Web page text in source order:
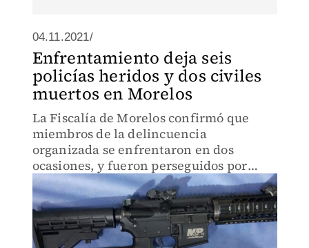
04.11.2021/
Enfrentamiento deja seis
policías heridos y dos civiles
muertos en Morelos
La Fiscalía de Morelos confirmó que
miembros de la delincuencia
organizada se enfrentaron en dos
ocasiones, y fueron perseguidos por
elementos de la FGE.